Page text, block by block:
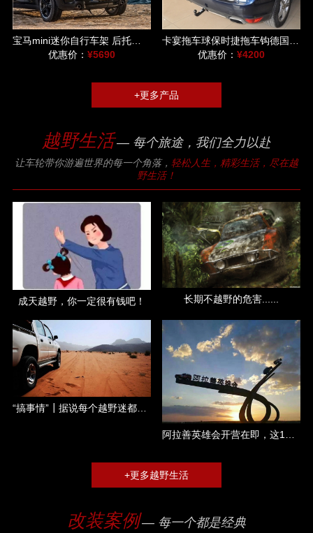
宝马mini迷你自行车架 后托式单车架德国爱德乐速达DL车架
优惠价： ¥5690
卡宴拖车球保时捷拖车钩德国威斯法利westfalia后托球自行车架
优惠价：¥4200
+更多产品
越野生活— 每个旅途，我们全力以赴
让车轮带你游遍世界的每一个角落， 轻松人生，精彩生活，尽在越
野生活！
成天越野，你一定很有钱吧！ 长期不越野的危害......
“搞事情”┃据说每个越野迷都是一个称职的吃货......
+更多越野生活
改装案例— 每一个都是经典